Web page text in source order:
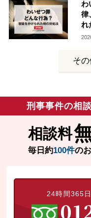
わ
律
れ
そ
刑事事件の相
相談料
毎日約100件の
24時間365